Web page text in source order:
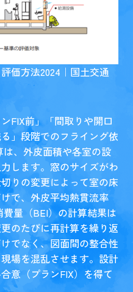
価方法2024｜国土交通
FIX前」「間取りや開口
」段階でのフライング依
、外皮面積や各室の設
します。窓のサイズがわ
りの変更によって室の床
で、外皮平均熱貫流率
費量（BEI）の計算結果は
のたびに再計算を繰り返
でなく、図面間の整合性
場を混乱させます。設計
意（プランFIX）を得て